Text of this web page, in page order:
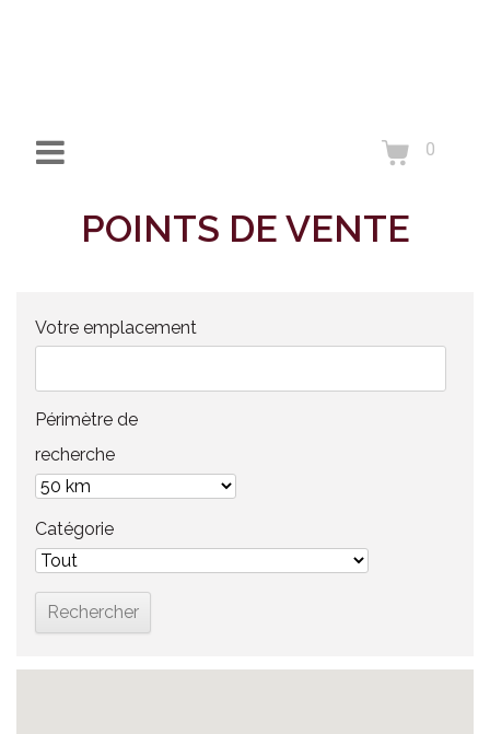
0
POINTS DE VENTE
Votre emplacement
Périmètre de
recherche
Catégorie